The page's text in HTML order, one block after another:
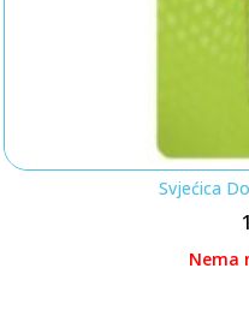
Svjećica
Nema